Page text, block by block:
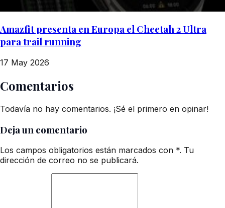
Amazfit presenta en Europa el Cheetah 2 Ultra
para trail running
17 May 2026
Comentarios
Todavía no hay comentarios. ¡Sé el primero en opinar!
Deja un comentario
Los campos obligatorios están marcados con *. Tu
dirección de correo no se publicará.